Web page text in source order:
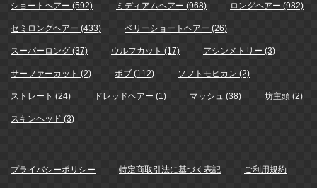
ショートヘアー (592) ミディアムヘアー (968) ロングヘアー (982)
セミロングヘアー (433) ベリーショートヘアー (26)
スーパーロング (37) ウルフカット (17) アシンメトリー (3)
サーファーカット (2) ボブ (112) ソフトモヒカン (2)
ストレート (24) ドレッドヘアー (1) マッシュ (38) 坊主頭 (2)
スキンヘッド (3)
プライバシーポリシー 特定商取引法に基づく表記 ご利用規約